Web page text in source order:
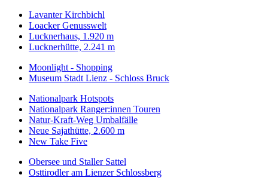
Lavanter Kirchbichl
Loacker Genusswelt
Lucknerhaus, 1.920 m
Lucknerhütte, 2.241 m
Moonlight - Shopping
Museum Stadt Lienz - Schloss Bruck
Nationalpark Hotspots
Nationalpark Ranger:innen Touren
Natur-Kraft-Weg Umbalfälle
Neue Sajathütte, 2.600 m
New Take Five
Obersee und Staller Sattel
Osttirodler am Lienzer Schlossberg